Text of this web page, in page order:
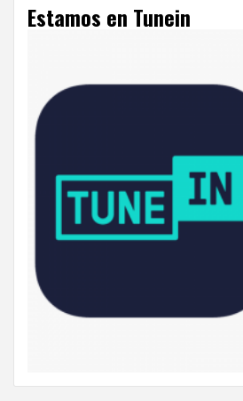
Estamos en Tunein